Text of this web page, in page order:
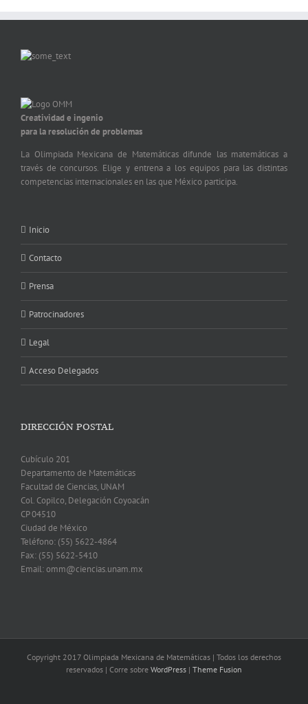
Creatividad e ingenio
para la resolución de problemas
La Olimpiada Mexicana de Matemáticas difunde las matemáticas a
través de concursos. Elige y entrena a los equipos para las distintas
competencias internacionales en las que México participa.
Inicio
Contacto
Prensa
Patrocinadores
Legal
Acceso Delegados
DIRECCIÓN POSTAL
Cubículo 201
Departamento de Matemáticas
Facultad de Ciencias, UNAM
Col. Copilco, Delegación Coyoacán
CP 04510
Ciudad de México
Teléfono: (55) 5622-4864
Fax: (55) 5622-5410
Email: omm@ciencias.unam.mx
Copyright 2017 Olimpiada Mexicana de Matemáticas | Todos los derechos
reservados | Corre sobre WordPress | Theme Fusion